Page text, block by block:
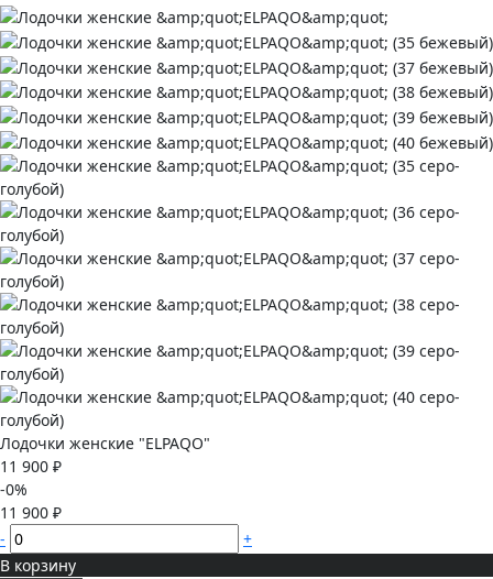
Лодочки женские "ELPAQO"
11 900 ₽
-0%
11 900 ₽
-
+
В корзину